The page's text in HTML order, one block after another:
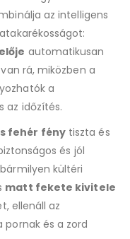
az intelligens
automatikusan
rá, miközben a
a
az időzítés.
fehér fénytiszta és
és jól
kültéri
matt fekete kivitele
ellenáll az
pornak és a zord